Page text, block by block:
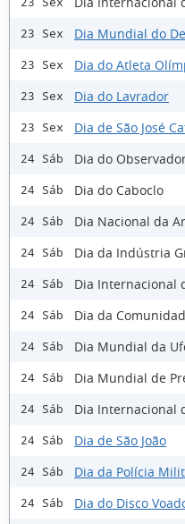
23 Sex Dia Mundial do
23 Sex Dia do Atleta
23 Sex Dia do Lavrador
23 Sex Dia de São José
24 Sáb Dia do
24 Sáb Dia do Caboclo
24 Sáb Dia Nacional da
24 Sáb Dia da Indústria
24 Sáb Dia Internacional
24 Sáb Dia da
24 Sáb Dia Mundial da
24 Sáb Dia Mundial de
24 Sáb Dia Internacional
24 Sáb Dia de São João
24 Sáb Dia da Polícia
24 Sáb Dia do Disco